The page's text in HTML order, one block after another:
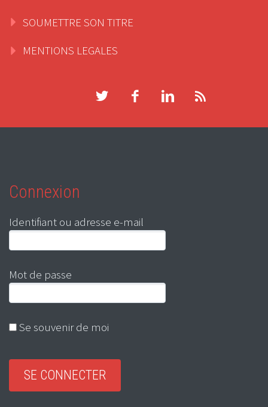
SOUMETTRE SON TITRE
MENTIONS LEGALES
Connexion
Identifiant ou adresse e-mail
Mot de passe
Se souvenir de moi